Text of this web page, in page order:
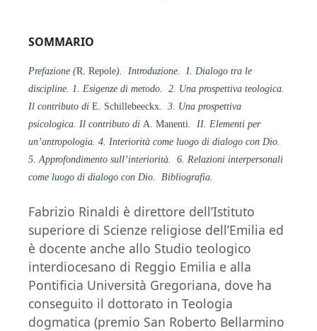
SOMMARIO
Prefazione (R. Repole). Introduzione. I. Dialogo tra le
discipline. 1. Esigenze di metodo. 2. Una prospettiva teologica.
Il contributo di E. Schillebeeckx. 3. Una prospettiva
psicologica. Il contributo di A. Manenti. II. Elementi per
un’antropologia. 4. Interiorità come luogo di dialogo con Dio.
5. Approfondimento sull’interiorità. 6. Relazioni interpersonali
come luogo di dialogo con Dio. Bibliografia.
Fabrizio Rinaldi è direttore dell’Istituto
superiore di Scienze religiose dell’Emilia ed
è docente anche allo Studio teologico
interdiocesano di Reggio Emilia e alla
Pontificia Università Gregoriana, dove ha
conseguito il dottorato in Teologia
dogmatica (premio San Roberto Bellarmino